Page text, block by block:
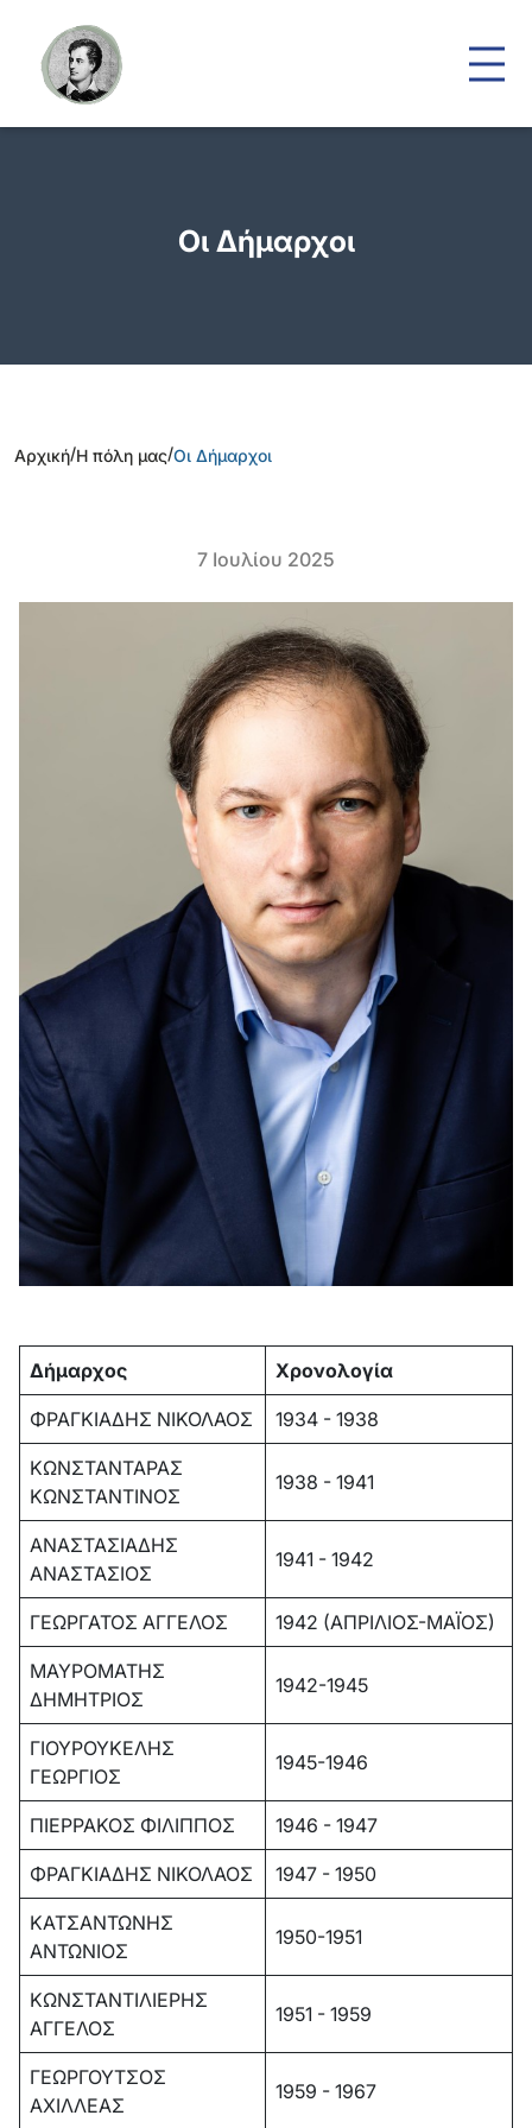
Οι Δήμαρχοι
Αρχική/Η πόλη μας/Οι Δήμαρχοι
7 Ιουλίου 2025
Δήμαρχος Χρονολογία
ΦΡΑΓΚΙΑΔΗΣ ΝΙΚΟΛΑΟΣ 1934 - 1938
ΚΩΝΣΤΑΝΤΑΡΑΣ
ΚΩΝΣΤΑΝΤΙΝΟΣ
1938 - 1941
ΑΝΑΣΤΑΣΙΑΔΗΣ
ΑΝΑΣΤΑΣΙΟΣ
1941 - 1942
ΓΕΩΡΓΑΤΟΣ ΑΓΓΕΛΟΣ 1942 (ΑΠΡΙΛΙΟΣ-ΜΑΪΟΣ)
ΜΑΥΡΟΜΑΤΗΣ
ΔΗΜΗΤΡΙΟΣ
1942-1945
ΓΙΟΥΡΟΥΚΕΛΗΣ
ΓΕΩΡΓΙΟΣ
1945-1946
ΠΙΕΡΡΑΚΟΣ ΦΙΛΙΠΠΟΣ 1946 - 1947
ΦΡΑΓΚΙΑΔΗΣ ΝΙΚΟΛΑΟΣ 1947 - 1950
ΚΑΤΣΑΝΤΩΝΗΣ
ΑΝΤΩΝΙΟΣ
1950-1951
ΚΩΝΣΤΑΝΤΙΛΙΕΡΗΣ
ΑΓΓΕΛΟΣ
1951 - 1959
ΓΕΩΡΓΟΥΤΣΟΣ
ΑΧΙΛΛΕΑΣ
1959 - 1967